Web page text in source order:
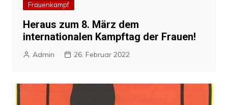
Frauenkampf
Heraus zum 8. März dem
internationalen Kampftag der Frauen!
Admin 26. Februar 2022